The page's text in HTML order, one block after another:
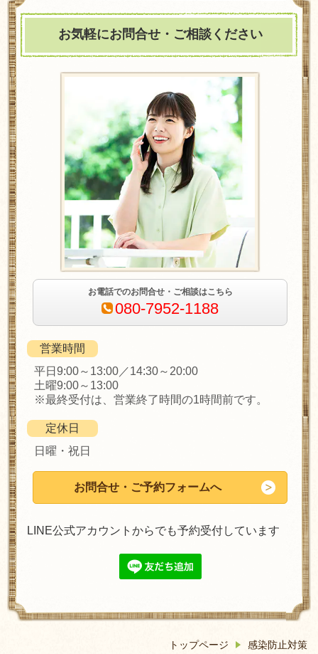
お気軽にお問合せ・ご相談ください
お電話でのお問合せ・ご相談はこちら
080-7952-1188
営業時間
平日9:00～13:00／14:30～20:00
土曜9:00～13:00
※最終受付は、営業終了時間の1時間前です。
定休日
日曜・祝日
お問合せ・ご予約フォームへ
LINE公式アカウントからでも予約受付しています
トップページ 感染防止対策